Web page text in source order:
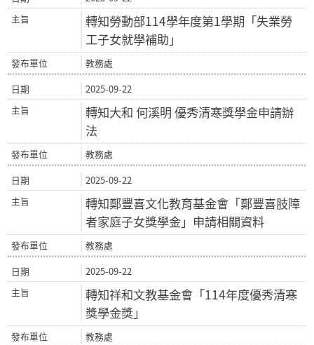
轉知勞動部114學年度第1學期「失業勞
工子女就學補助」
教務處
2025-09-22
轉知大和 何溪明 優秀清寒獎學金申請辦
法
教務處
2025-09-22
轉知鄭豐喜文化教育基金會「鄭豐喜肢障
者家庭子女獎學金」申請相關資料
教務處
2025-09-22
轉知祥和文教基金會「114年度優秀清寒
獎學金獎」
教務處